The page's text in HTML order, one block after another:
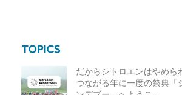
だからシトロエンはやめら
つながる年に一度の祭典「